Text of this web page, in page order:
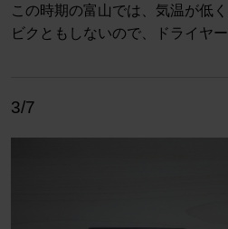
この時期の富山では、気温が低
ビクともしないので、ドライヤ
3/7